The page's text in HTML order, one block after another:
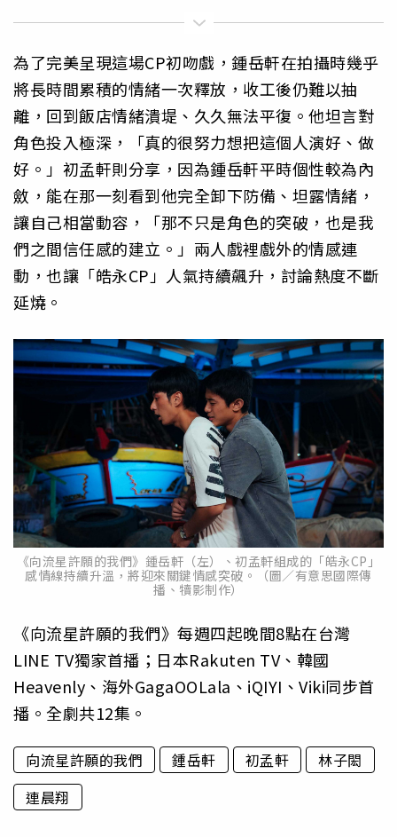
為了完美呈現這場CP初吻戲，鍾岳軒在拍攝時幾乎
將長時間累積的情緒一次釋放，收工後仍難以抽
離，回到飯店情緒潰堤、久久無法平復。他坦言對
角色投入極深，「真的很努力想把這個人演好、做
好。」初孟軒則分享，因為鍾岳軒平時個性較為內
斂，能在那一刻看到他完全卸下防備、坦露情緒，
讓自己相當動容，「那不只是角色的突破，也是我
們之間信任感的建立。」兩人戲裡戲外的情感連
動，也讓「皓永CP」人氣持續飆升，討論熱度不斷
延燒。
《向流星許願的我們》鍾岳軒（左）、初孟軒組成的「皓永CP」
感情線持續升溫，將迎來關鍵情感突破。（圖／有意思國際傳
播、犢影制作）
《向流星許願的我們》每週四起晚間8點在台灣
LINE TV獨家首播；日本Rakuten TV、韓國
Heavenly、海外GagaOOLala、iQIYI、Viki同步首
播。全劇共12集。
向流星許願的我們 鍾岳軒 初孟軒
林子閎
連晨翔